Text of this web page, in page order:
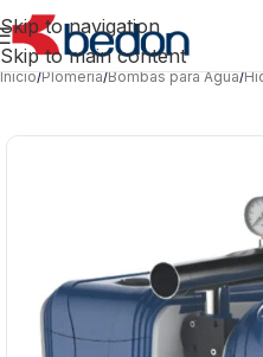
Skip to navigation
Skip to main content
Inicio/Plomería/Bombas para Agua/